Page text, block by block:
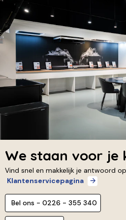
We staan voor je
Vind snel en makkelijk je antwoord
Klantenservicepagina
Bel ons - 0226 - 355 340